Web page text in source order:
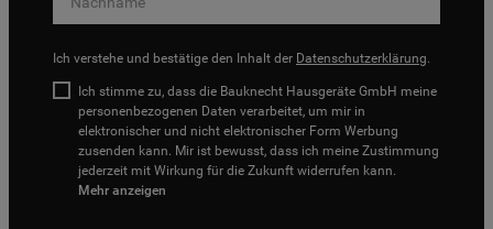
Ich verstehe und bestätige den Inhalt der Datenschutzerklärung.
Ich stimme zu, dass die Bauknecht Hausgeräte GmbH meine
personenbezogenen Daten verarbeitet, um mir in
elektronischer und nicht elektronischer Form Werbung
zusenden kann. Mir ist bewusst, dass ich meine Zustimmung
jederzeit mit Wirkung für die Zukunft widerrufen kann.
Mehr anzeigen